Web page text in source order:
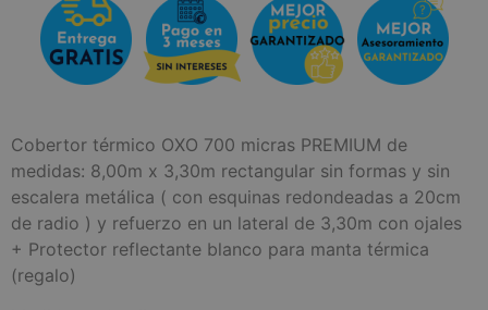
Cobertor térmico OXO 700 micras PREMIUM de
medidas: 8,00m x 3,30m rectangular sin formas y sin
escalera metálica ( con esquinas redondeadas a 20cm
de radio ) y refuerzo en un lateral de 3,30m con ojales
+ Protector reflectante blanco para manta térmica
(regalo)